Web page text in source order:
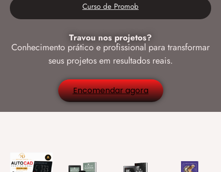
Curso de Promob
Travou nos projetos?
Conhecimento prático e profissional para transformar
seus projetos em resultados reais.
Encomendar agora